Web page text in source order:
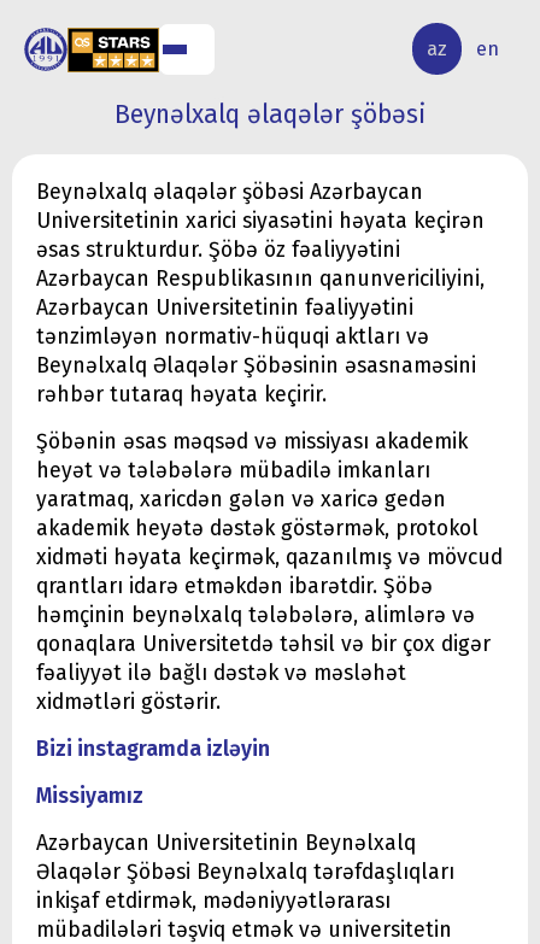
az en
ELMİ
TƏDQİQAT
Beynəlxalq əlaqələr şöbəsi
Beynəlxalq əlaqələr şöbəsi Azərbaycan
Universitetinin xarici siyasətini həyata keçirən
əsas strukturdur. Şöbə öz fəaliyyətini
Azərbaycan Respublikasının qanunvericiliyini,
Azərbaycan Universitetinin fəaliyyətini
tənzimləyən normativ-hüquqi aktları və
Beynəlxalq Əlaqələr Şöbəsinin əsasnaməsini
rəhbər tutaraq həyata keçirir.
Şöbənin əsas məqsəd və missiyası akademik
heyət və tələbələrə mübadilə imkanları
yaratmaq, xaricdən gələn və xaricə gedən
akademik heyətə dəstək göstərmək, protokol
xidməti həyata keçirmək, qazanılmış və mövcud
qrantları idarə etməkdən ibarətdir. Şöbə
həmçinin beynəlxalq tələbələrə, alimlərə və
qonaqlara Universitetdə təhsil və bir çox digər
fəaliyyət ilə bağlı dəstək və məsləhət
xidmətləri göstərir.
Bizi instagramda izləyin
Missiyamız
Azərbaycan Universitetinin Beynəlxalq
Əlaqələr Şöbəsi Beynəlxalq tərəfdaşlıqları
inkişaf etdirmək, mədəniyyətlərarası
mübadilələri təşviq etmək və universitetin